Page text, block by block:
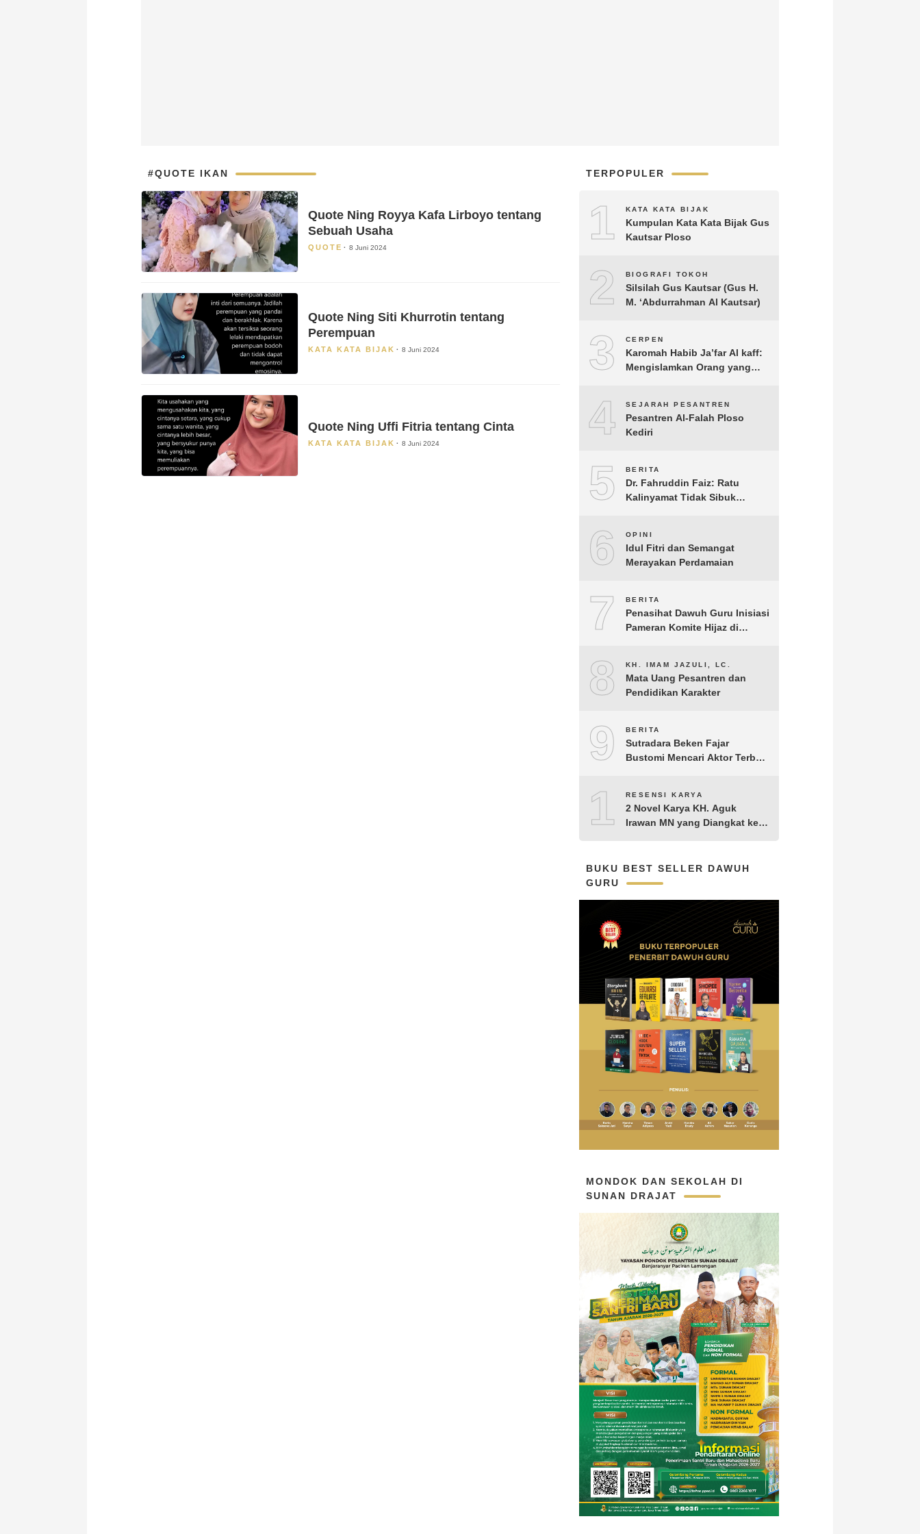
#QUOTE IKAN
Quote Ning Royya Kafa Lirboyo tentang
Sebuah Usaha
QUOTE 8 Juni 2024
Quote Ning Siti Khurrotin tentang
Perempuan
KATA KATA BIJAK 8 Juni 2024
Quote Ning Uffi Fitria tentang Cinta
KATA KATA BIJAK 8 Juni 2024
TERPOPULER
1 KATA KATA BIJAK
Kumpulan Kata Kata Bijak Gus
Kautsar Ploso
2 BIOGRAFI TOKOH
Silsilah Gus Kautsar (Gus H.
M. ‘Abdurrahman Al Kautsar)
3 CERPEN
Karomah Habib Ja’far Al kaff:
Mengislamkan Orang yang
4 SEJARAH PESANTREN
Pesantren Al-Falah Ploso
Kediri
5 BERITA
Dr. Fahruddin Faiz: Ratu
Kalinyamat Tidak Sibuk
Perekonomian Rakyatnya
6 OPINI
Idul Fitri dan Semangat
Merayakan Perdamaian
7 BERITA
Penasihat Dawuh Guru Inisiasi
Pameran Komite Hijaz di
8 KH. IMAM JAZULI, LC.
Mata Uang Pesantren dan
Pendidikan Karakter
9 BERITA
Sutradara Beken Fajar
Bustomi Mencari Aktor Terbaik
KH. Hasyim Asy’ari karya KH.
Aguk Irawan MN
10RESENSI KARYA
2 Novel Karya KH. Aguk
Irawan MN yang Diangkat ke
BUKU BEST SELLER DAWUH
GURU
MONDOK DAN SEKOLAH DI
SUNAN DRAJAT